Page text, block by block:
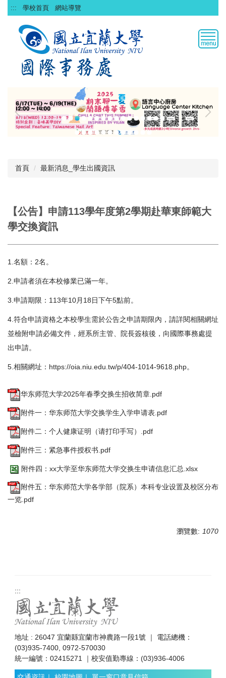
跳
到
::: 學校首頁 網站導覽
首頁 最新消息_學生出國資訊
【公告】申請113學年度第2學期赴華東師範大
學交換資訊
1.名額：2名。
2.申請者須在本校修業已滿一年。
3.申請期限：113年10月18日下午5點前。
4.符合申請資格之本校學生需於公告之申請期限內，請詳閱相關網址
並檢附申請必備文件，經系所主管、院長簽核後，向國際事務處提
出申請。
5.相關網址： https://oia.niu.edu.tw/p/404-1014-9618.php。
华东师范大学2025年春季交换生招收简章.pdf
附件一：华东师范大学交换学生入学申请表.pdf
附件二：个人健康证明（请打印手写）.pdf
附件三：紧急事件授权书.pdf
附件四：xx大学至华东师范大学交换生申请信息汇总.xlsx
附件五：华东师范大学各学部（院系）本科专业设置及校区分布
一览.pdf
瀏覽數: 1070
:::
地址 : 26047 宜蘭縣宜蘭市神農路一段1號 ｜ 電話總機：
(03)935-7400, 0972-570030
統一編號：02415271 ｜校安值勤專線：(03)936-4006